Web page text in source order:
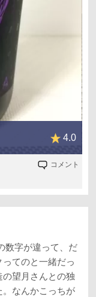
スッキリさも感
たが雄町サミッ
ちらにしました。
方は是非。
購入(720mL税込
4.0
コメント
数字が違って、だ
てのと一緒だっ
望月さんとの独
。なんかこっちが